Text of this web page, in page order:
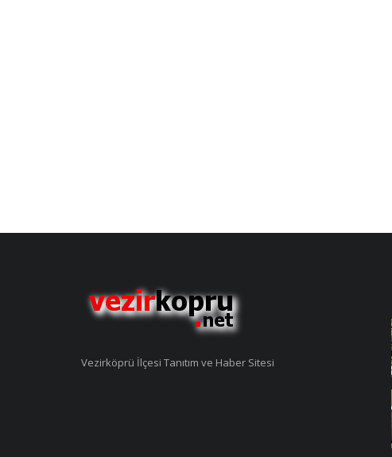
Vezirköprü İlçesi Tanıtım ve Haber Sitesi